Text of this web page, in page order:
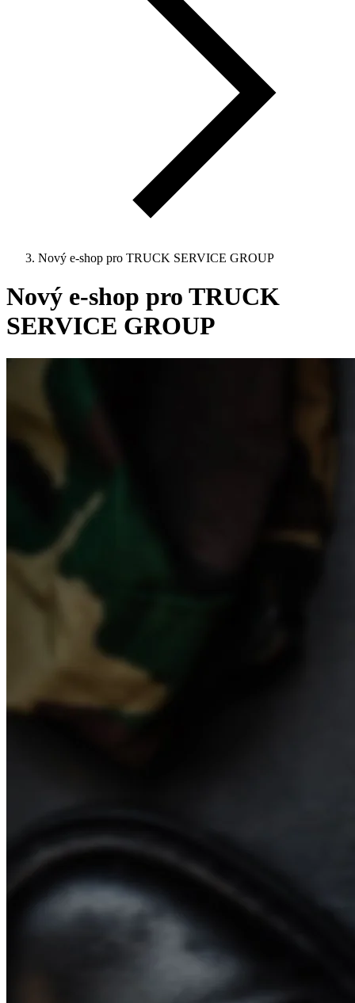
Nový e-shop pro TRUCK SERVICE GROUP
Nový e-shop pro TRUCK
SERVICE GROUP